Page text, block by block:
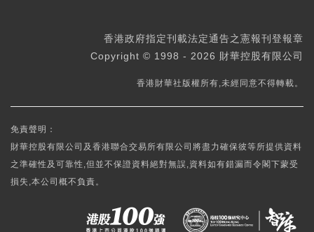
香港政府指定刊載法定通告之憲報刊登報章
Copyright © 1998 - 2026 財華控股有限公司
香港財華社版權所有,未經同意不得轉載。
免責聲明：
財華控股有限公司及香港聯合交易所有限公司將盡力確保彼等所提供資料
之準確性及可靠性,但並不保證資料絕對無誤,資料如有錯漏而令閣下蒙受
損失,本公司概不負責。